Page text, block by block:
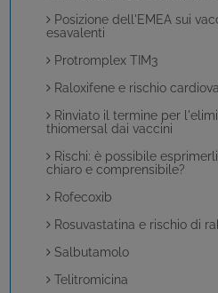
Posizione dell'EMEA sui
esavalenti
Protromplex TIM3
Raloxifene e rischio
Rinviato il termine per
thiomersal dai vaccini
Rischi: è possibile
chiaro e comprensibile?
Rofecoxib
Rosuvastatina e rischio di
Salbutamolo
Telitromicina